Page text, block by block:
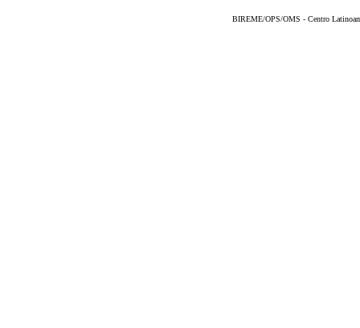
BIREME/OPS/OMS - Centro